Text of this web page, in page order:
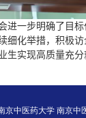
进一步明确了目标
细化举措，积极
生实现高质量充分
中医药大学 南京中